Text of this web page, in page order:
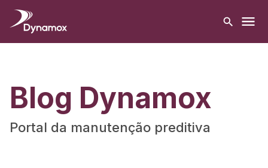
Blog Dynamox
Portal da manutenção preditiva